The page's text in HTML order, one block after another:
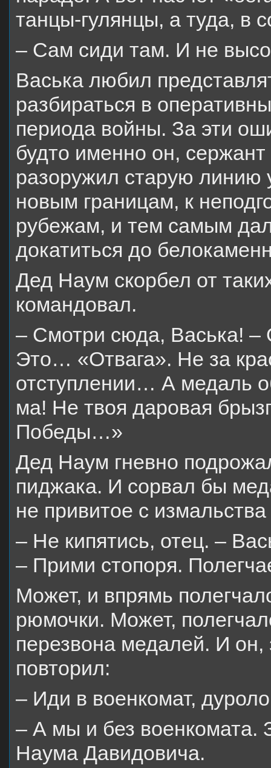
танцы-гулянцы, а туда, в
– Сам сиди там. И не
Васька любил
разбираться в
периода войны. За эти
будто именно он,
разоружил старую линию
новым границам, к
рубежам, и тем самым
докатиться до
Дед Наум скорбел от
командовал.
– Смотри сюда, Васька! –
Это… «Отвага». Не за
отступлении… А медаль
ма! Не твоя даровая
Победы…»
Дед Наум гневно
пиджака. И сорвал бы
не привитое с
– Не кипятись, отец. –
– Прими стопоря.
Может, и впрямь
рюмочки. Может,
перезвона медалей. И
повторил:
– Иди в военкомат,
– А мы и без военкомата.
Наума Давидовича.